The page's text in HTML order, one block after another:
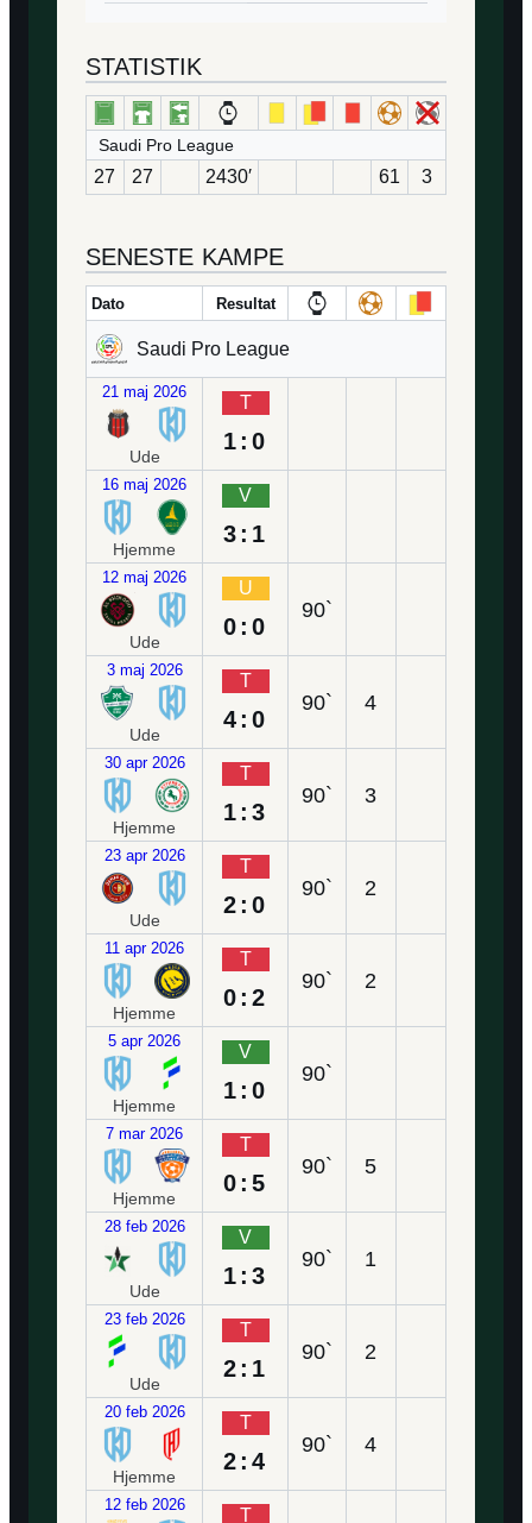
STATISTIK
Saudi Pro League
27 27 2430′ 61 3
SENESTE KAMPE
Dato Resultat
Saudi Pro League
21 maj 2026
Ude
T
1:0
16 maj 2026
Hjemme
V
3:1
12 maj 2026
Ude
U
0:0
90`
3 maj 2026
Ude
T
4:0
90` 4
30 apr 2026
Hjemme
T
1:3
90` 3
23 apr 2026
Ude
T
2:0
90` 2
11 apr 2026
Hjemme
T
0:2
90` 2
5 apr 2026
Hjemme
V
1:0
90`
7 mar 2026
Hjemme
T
0:5
90` 5
28 feb 2026
Ude
V
1:3
90` 1
23 feb 2026
Ude
T
2:1
90` 2
20 feb 2026
Hjemme
T
2:4
90` 4
12 feb 2026
T